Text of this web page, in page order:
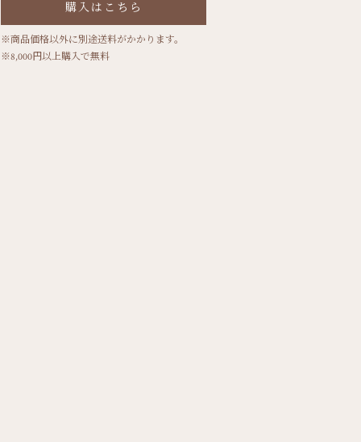
購入はこちら
※商品価格以外に別途送料がかかります。
※8,000円以上購入で無料